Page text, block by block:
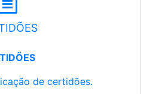
de certidões.